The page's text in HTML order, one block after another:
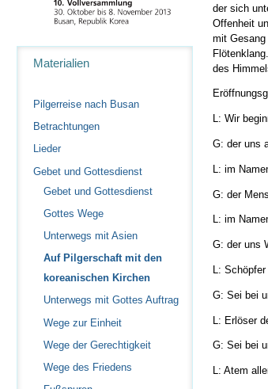
der sich
Offenheit
mit
des
L: Wir
G: der uns
L: im
G: der
L: im
G: der uns
L:
G: Sei bei
L: Erlöser
G: Sei bei
L: Atem
Materialien
Pilgerreise nach Busan
Betrachtungen
Lieder
Gebet und Gottesdienst
Gebet und Gottesdienst
Gottes Wege
Unterwegs mit Asien
Auf Pilgerschaft mit den
koreanischen Kirchen
Unterwegs mit Gottes Auftrag
Wege zur Einheit
Wege der Gerechtigkeit
Wege des Friedens